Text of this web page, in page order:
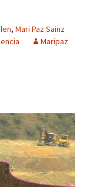
, Mari Paz Sainz
Maripaz